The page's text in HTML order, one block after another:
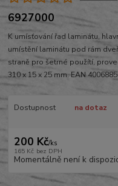
6927000
K umísťování řad laminátu,
umístění laminátu pod rám
straně pro šetrné použítí,
310 x 15 x 25 mm. EAN
Dostupnost na dotaz
200 Kč/ks
165 Kč bez DPH
Momentálně není k